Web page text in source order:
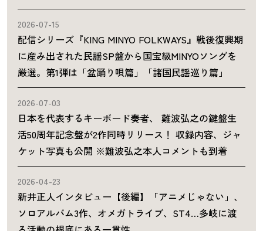
2026-07-15
配信シリーズ『KING MINYO FOLKWAYS』戦後復興期
に産み出された民謡SP盤から国宝級MINYOソングを
厳選。第1弾は「盆踊り唄篇」「諸国民謡巡り篇」
2026-07-03
日本を代表するキーボード奏者、 難波弘之の鍵盤生
活50周年記念盤が2作同時リリース！ 収録内容、ジャ
ケット写真も公開 ※難波弘之本人コメントも到着
2026-04-23
新井正人インタビュー【後編】「アニメじゃない」、
ソロアルバム3作、オメガトライブ、ST4…多岐に渡